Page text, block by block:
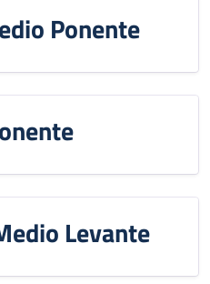
Ponente
Levante